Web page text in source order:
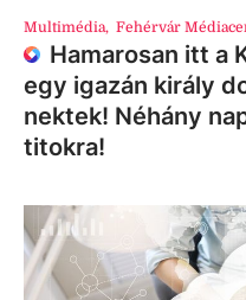
Multimédia, Fehérvár
Hamarosan itt a
egy igazán király
nektek! Néhány
titokra!